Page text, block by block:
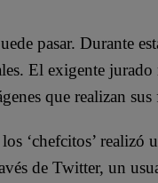
pasar. Durante
El exigente
que realizan
‘chefcitos’
de Twitter, un